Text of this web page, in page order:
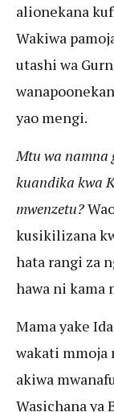
alionekana
Wakiwa
utashi wa
yao mengi.
Mtu wa namna
kuandika kwa
mwenzetu?
kusikilizana
hata rangi za
hawa ni kama
Mama yake
wakati mmoja
akiwa
Wasichana ya